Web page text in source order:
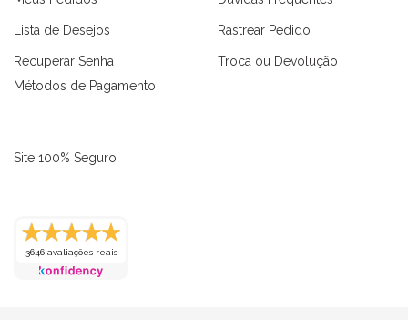
Macaquinhos
Lista de Desejos
Recuperar Senha
Rastrear Pedido
Troca ou Devolução
Métodos de Pagamento
Site 100% Seguro
3646 avaliações reais